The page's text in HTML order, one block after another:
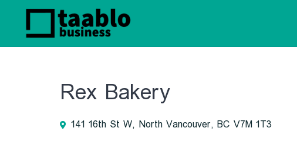
Rex Bakery
141 16th St W, North Vancouver, BC V7M 1T3